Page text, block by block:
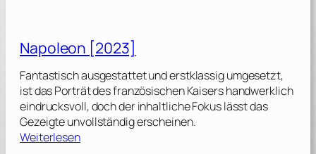
a
e
W
e
b
[
Napoleon [2023]
Fantastisch ausgestattet und erstklassig umgesetzt,
ist das Porträt des französischen Kaisers handwerklich
eindrucksvoll, doch der inhaltliche Fokus lässt das
Gezeigte unvollständig erscheinen.
Weiterlesen: